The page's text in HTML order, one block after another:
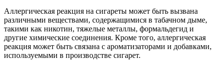
Аллергическая реакция на сигареты может быть вызвана
различными веществами, содержащимися в табачном дыме,
такими как никотин, тяжелые металлы, формальдегид и
другие химические соединения. Кроме того, аллергическая
реакция может быть связана с ароматизаторами и добавками,
используемыми в производстве сигарет.